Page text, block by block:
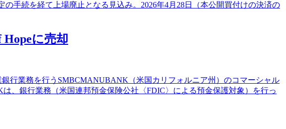
手続を経て上場廃止となる見込み。2026年4月28日（本公開買付けの決済の
に売却
行業務を行うSMBCMANUBANK（米国カリフォルニア州）のコマーシャル
、銀行業務（米国連邦預金保険公社〈FDIC〉による預金保護対象）を行っ